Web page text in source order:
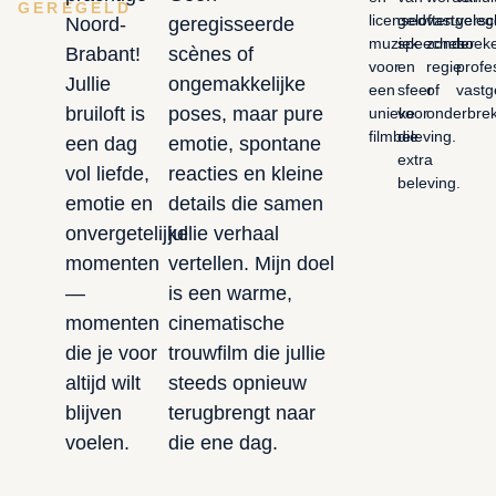
GEREGELD
Noord-
Brabant!
Jullie
bruiloft is
een dag
vol liefde,
emotie en
onvergetelijke
momenten
—
momenten
die je voor
altijd wilt
blijven
voelen.
geregisseerde
scènes of
ongemakkelijke
poses, maar pure
emotie, spontane
reacties en kleine
details die samen
jullie verhaal
vertellen. Mijn doel
is een warme,
cinematische
trouwfilm die jullie
steeds opnieuw
terugbrengt naar
die ene dag.
licensed
muziek
voor
een
unieke
filmbeleving.
geloften,
speeches
en
sfeer
voor
die
extra
beleving.
zonder
regie
of